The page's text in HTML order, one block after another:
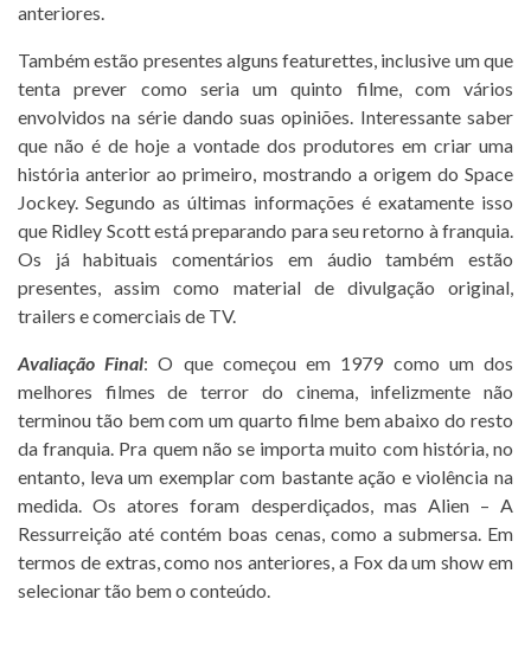
anteriores.
Também estão presentes alguns featurettes, inclusive um que
tenta prever como seria um quinto filme, com vários
envolvidos na série dando suas opiniões. Interessante saber
que não é de hoje a vontade dos produtores em criar uma
história anterior ao primeiro, mostrando a origem do Space
Jockey. Segundo as últimas informações é exatamente isso
que Ridley Scott está preparando para seu retorno à franquia.
Os já habituais comentários em áudio também estão
presentes, assim como material de divulgação original,
trailers e comerciais de TV.
Avaliação Final: O que começou em 1979 como um dos
melhores filmes de terror do cinema, infelizmente não
terminou tão bem com um quarto filme bem abaixo do resto
da franquia. Pra quem não se importa muito com história, no
entanto, leva um exemplar com bastante ação e violência na
medida. Os atores foram desperdiçados, mas Alien – A
Ressurreição até contém boas cenas, como a submersa. Em
termos de extras, como nos anteriores, a Fox da um show em
selecionar tão bem o conteúdo.